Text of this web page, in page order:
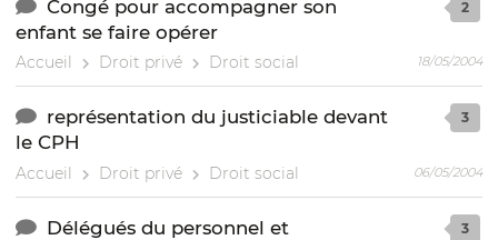
Congé pour accompagner son
enfant se faire opérer
Accueil Droit privé Droit social
2
18/05/2004
représentation du justiciable devant
le CPH
Accueil Droit privé Droit social
3
06/05/2004
Délégués du personnel et
3